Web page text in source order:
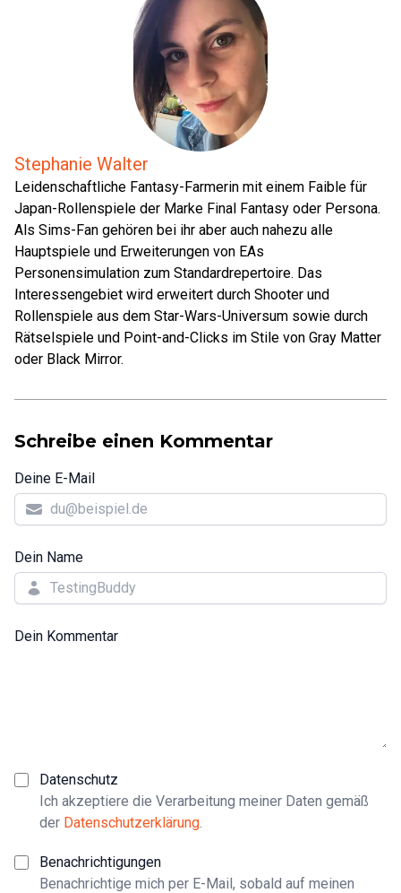
Stephanie Walter
Leidenschaftliche Fantasy-Farmerin mit einem Faible für
Japan-Rollenspiele der Marke Final Fantasy oder Persona.
Als Sims-Fan gehören bei ihr aber auch nahezu alle
Hauptspiele und Erweiterungen von EAs
Personensimulation zum Standardrepertoire. Das
Interessengebiet wird erweitert durch Shooter und
Rollenspiele aus dem Star-Wars-Universum sowie durch
Rätselspiele und Point-and-Clicks im Stile von Gray Matter
oder Black Mirror.
Schreibe einen Kommentar
Deine E-Mail
Dein Name
Dein Kommentar
Datenschutz
Ich akzeptiere die Verarbeitung meiner Daten gemäß
der Datenschutzerklärung
Benachrichtigungen
Benachrichtige mich per E-Mail, sobald auf meinen